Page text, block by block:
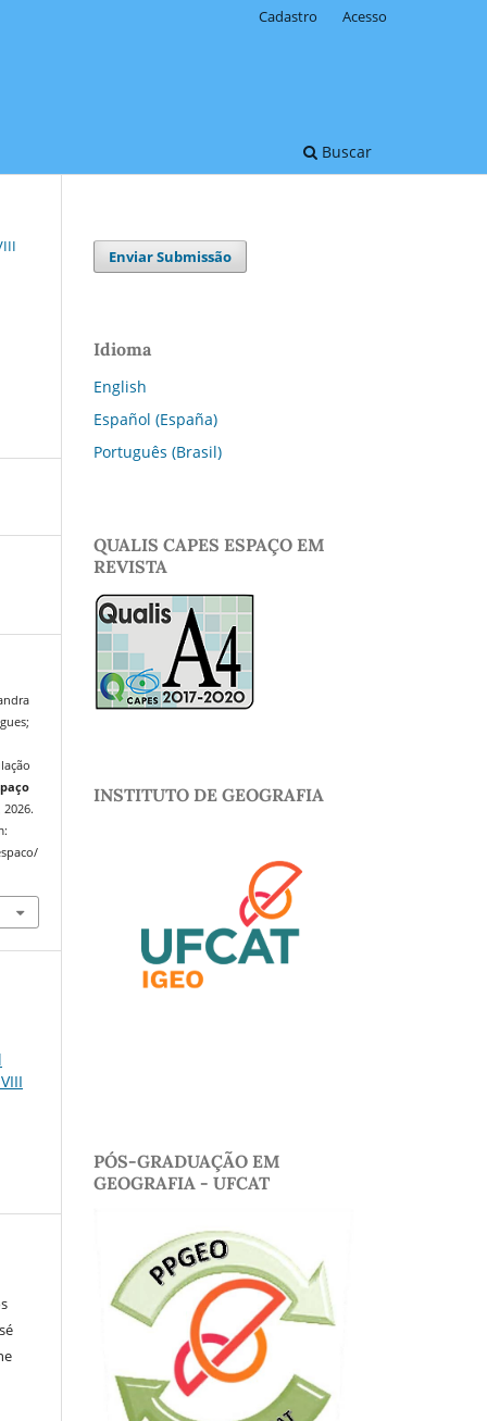
Buscar
Cadastro Acesso
2026.
Enviar Submissão
Idioma
English
Español (España)
Português (Brasil)
QUALIS CAPES ESPAÇO EM
REVISTA
INSTITUTO DE GEOGRAFIA
PÓS-GRADUAÇÃO EM
GEOGRAFIA - UFCAT